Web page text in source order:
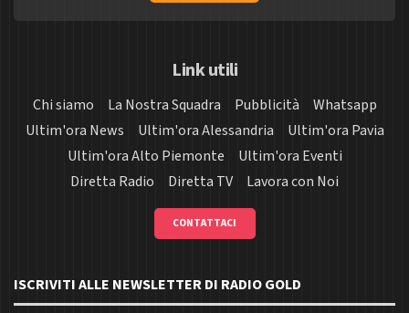
Link utili
Chi siamo La Nostra Squadra Pubblicità
Whatsapp
Ultim'ora News
Ultim'ora Alessandria
Ultim'ora Pavia
Ultim'ora Alto Piemonte
Ultim'ora Eventi
Diretta Radio
Diretta TV Lavora con Noi
CONTATTACI
ISCRIVITI ALLE NEWSLETTER DI RADIO GOLD